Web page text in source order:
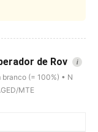
de Rov i
(= 100%) • N
MTE